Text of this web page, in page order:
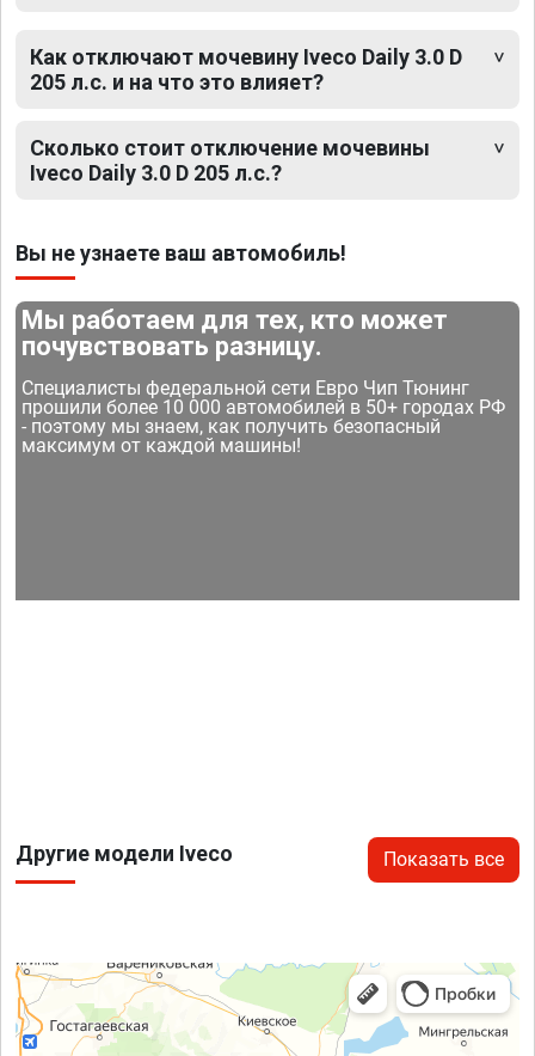
Как отключают мочевину Iveco Daily 3.0 D
205 л.с. и на что это влияет?
Сколько стоит отключение мочевины
Iveco Daily 3.0 D 205 л.с.?
Вы не узнаете ваш автомобиль!
Мы работаем для тех, кто может
почувствовать разницу.
Специалисты федеральной сети Евро Чип Тюнинг
прошили более 10 000 автомобилей в 50+ городах РФ
- поэтому мы знаем, как получить безопасный
максимум от каждой машины!
Другие модели Iveco Показать все